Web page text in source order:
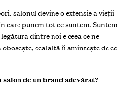
salonul devine o extensie a vieții
care punem tot ce suntem. Suntem
dintre noi e ceea ce ne
cealaltă îi amintește de ce
de un brand adevărat?